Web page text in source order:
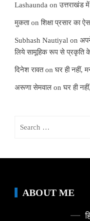
Lashaunda onउत्तराखंड
मुकताonशिक्षा प्रसार का
Subhash Nautiyal on
लिये सामूहिक रूप से प्रकृति
दिनेश रावतonघर ही नहीं,
अरूणा सेमवाल onघर ही
ABOUT ME